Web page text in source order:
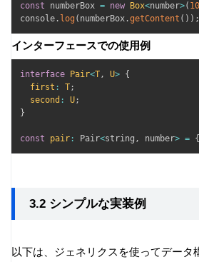
const numberBox = new Box<number>(
console . log ( numberBox .getContent ( ) ) ;
インターフェースでの使用例
interface Pair<T, U> {
first : T;
second : U;
}
const pair : Pair<string , number> = {
3.2 シンプルな実装例
以下は、ジェネリクスを使ってデータ